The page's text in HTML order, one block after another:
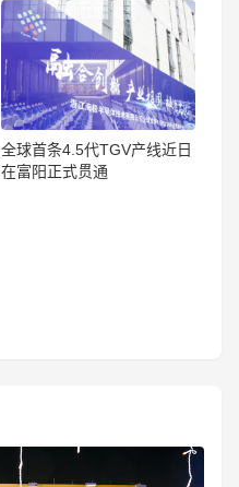
全球首条4.5代TGV产线近日
在富阳正式贯通